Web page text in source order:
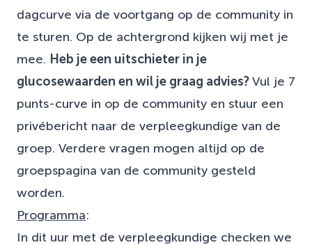
dagcurve via de voortgang op de community in
te sturen. Op de achtergrond kijken wij met je
mee. Heb je een uitschieter in je
glucosewaarden en wil je graag advies? Vul je 7
punts-curve in op de community en stuur een
privébericht naar de verpleegkundige van de
groep. Verdere vragen mogen altijd op de
groepspagina van de community gesteld
worden.
Programma:
In dit uur met de verpleegkundige checken we